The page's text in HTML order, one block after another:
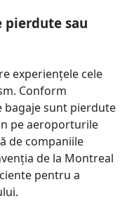
pierdute sau
experiențele cele
Conform
bagaje sunt pierdute
pe aeroporturile
de companiile
de la Montreal
pentru a